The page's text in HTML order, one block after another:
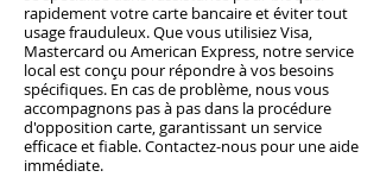
rapidement votre carte bancaire et éviter tout
usage frauduleux. Que vous utilisiez Visa,
Mastercard ou American Express, notre service
local est conçu pour répondre à vos besoins
spécifiques. En cas de problème, nous vous
accompagnons pas à pas dans la procédure
d'opposition carte, garantissant un service
efficace et fiable. Contactez-nous pour une aide
immédiate.